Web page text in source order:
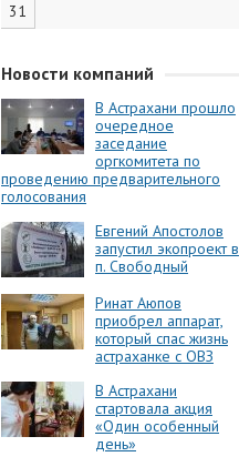
31
Новости компаний
В Астрахани прошло
очередное
заседание
оргкомитета по
проведению предварительного
голосования
Евгений Апостолов
запустил экопроект в
п. Свободный
Ринат Аюпов
приобрел аппарат,
который спас жизнь
астраханке с ОВЗ
В Астрахани
стартовала акция
«Один особенный
день»